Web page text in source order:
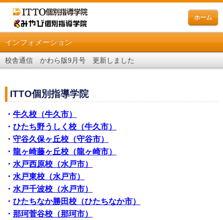
ホーム
インフォメーション
校舎通信 かわら版9月号 更新しました
ITTO個別指導学院
・ 牛久校（牛久市）
・ ひたち野うしく校（牛久市）
・ 守谷久保ヶ丘校（守谷市）
・ 龍ヶ崎藤ヶ丘校（龍ヶ崎市）
・ 水戸西原校（水戸市）
・ 水戸東校（水戸市）
・ 水戸千波校（水戸市）
・ ひたちなか勝田校（ひたちなか市）
・ 那珂菅谷校（那珂市）